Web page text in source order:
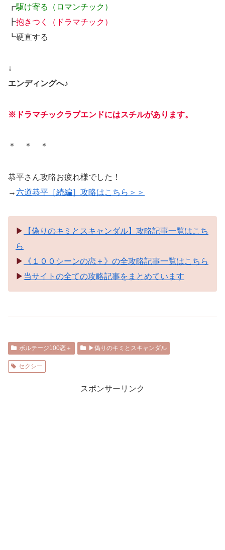
┏駆け寄る（ロマンチック）
┣抱きつく（ドラマチック）
┗硬直する
↓
エンディングへ♪
※ドラマチックラブエンドにはスチルがあります。
＊ ＊ ＊
恭平さん攻略お疲れ様でした！
→ 六道恭平［続編］攻略はこちら＞＞
▶︎
【偽りのキミとスキャンダル】攻略記事一覧はこち
ら
▶︎
《１００シーンの恋＋》の全攻略記事一覧はこちら
▶︎ 当サイトの全ての攻略記事をまとめています
ボルテージ100恋＋ ▶︎偽りのキミとスキャンダル
セクシー
スポンサーリンク